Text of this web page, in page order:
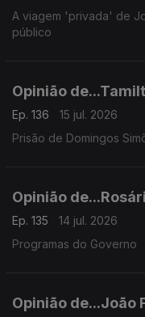
A viagem 'privada' de
público
Opinião
Ep. 136
15 jul. 2026
Prisão de Domingos
Opinião
Ep. 135
14 jul. 2026
Programas do Governo
Opinião de...João